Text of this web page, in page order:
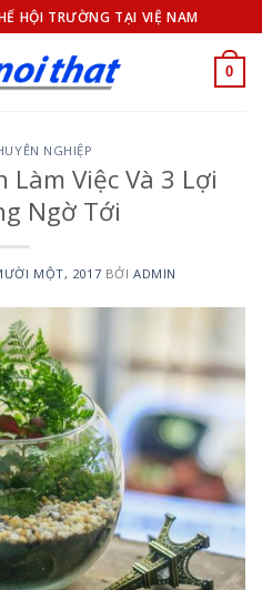
HỘI TRƯỜNG TẠI VIỆ NAM
0
NGHIỆP
Làm Việc Và 3 Lợi
Ngờ Tới
MỘT, 2017 BỞI ADMIN